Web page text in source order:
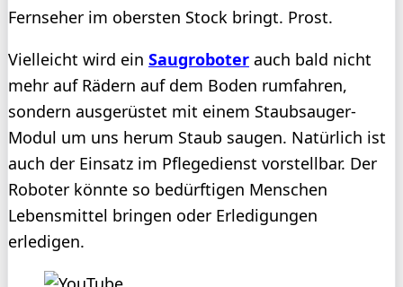
Fernseher im obersten Stock bringt. Prost.
Vielleicht wird ein Saugroboter auch bald nicht
mehr auf Rädern auf dem Boden rumfahren,
sondern ausgerüstet mit einem Staubsauger-
Modul um uns herum Staub saugen. Natürlich ist
auch der Einsatz im Pflegedienst vorstellbar. Der
Roboter könnte so bedürftigen Menschen
Lebensmittel bringen oder Erledigungen
erledigen.